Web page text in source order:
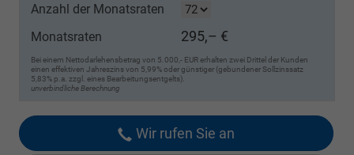
Anzahl der Monatsraten
Monatsraten
295,– €
Bei einem Nettodarlehensbetrag von 5.000,- EUR erhalten zwei Drittel der Kunden
einen effektiven Jahreszins von 5,99% oder günstiger (gebundener Sollzinssatz
5,83% p.a. zzgl. eines Bearbeitungsentgelts).
unverbindliche Berechnung
Wir rufen Sie an